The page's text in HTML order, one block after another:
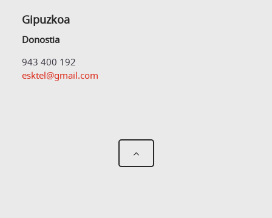
Gipuzkoa
Donostia
943 400 192
esktel@gmail.com